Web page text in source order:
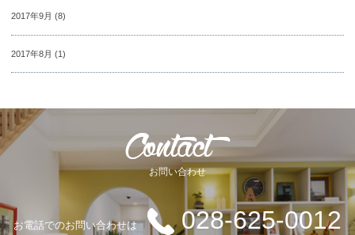
2017年9月 (8)
2017年8月 (1)
お問い合わせ
お電話でのお問い合わせは 028-625-0012